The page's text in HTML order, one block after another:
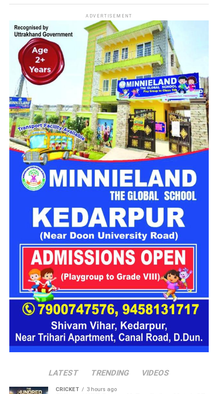
सकता है।
नारी निकेतन में अब जेल जैसा माहौल नहीं,
मिलेगा परिवार जैसा घर!
महिला सशक्तिकरण एवं बाल विकास विभाग की ओर से इसके लिए ‘आलंबन
गांव’ विकसित करने की योजना तैयार की जा रही है। इस योजना का उद्देश्य
नारी निकेतन में रहने वाली महिलाओं और बच्चों को सुरक्षित माहौल के साथ-
साथ घर जैसा अपनापन और स्वतंत्रता देना है।
उत्तराखंड में बन रहा ‘आलंबन गांव’
महिला सशक्तिकरण एवं बाल विकास विभागके निदेशक आईएएस बंशीलाल
राणा के मुताबिक, नारी निकेतन में आने वाली कई महिलाएं और बच्चे खुद को
एक बंद संस्थान या जेल जैसी जगह पर महसूस करते हैं। यही वजह है कि
कई बार बच्चे वहां से निकलने या भागने की कोशिश तक करने लगते हैं।
इसी समस्या को ध्यान में रखते हुए विभाग अब ऐसा इंफ्रास्ट्रक्चर तैयार
करने की दिशा में काम कर रहा है, जहां रहने वाले लोगों को संस्थागत माहौल
के बजाय परिवार जैसा वातावरण मिल सके।
16 घरों में मिलेगा परिवार जैसा माहौल
प्रस्तावित आलंबन गांव में कॉटेज और छोटे घर विकसित किए जाएंगे। यहां
एक परिवार की तर्ज पर लोगों को रखा जाएगा। योजना के मुताबिक, एक
यूनिट में करीब दो महिलाएं, चार बच्चे और एक किशोरी को शामिल किया
जाएगा। इस तरह उन्हें एक परिवार की तरह साथ रहने का अवसर मिलेगा।
हर यूनिट में अलग किचन जैसी सुविधाएं भी होंगी, ताकि वहां रहने वाली
महिलाओं और बच्चों को रोजमर्रा के जीवन में ज्यादा स्वतंत्रता और जिम्मेदारी
का अनुभव हो सके। प्रस्तावित परिसर में कुल 16 घर विकसित किए
जाएंगे, जिनमें करीब 88 लोगों के रहने की व्यवस्था होगी।
ADVERTISEMENT
LATEST TRENDING VIDEOS
CRICKET 3 hours ago